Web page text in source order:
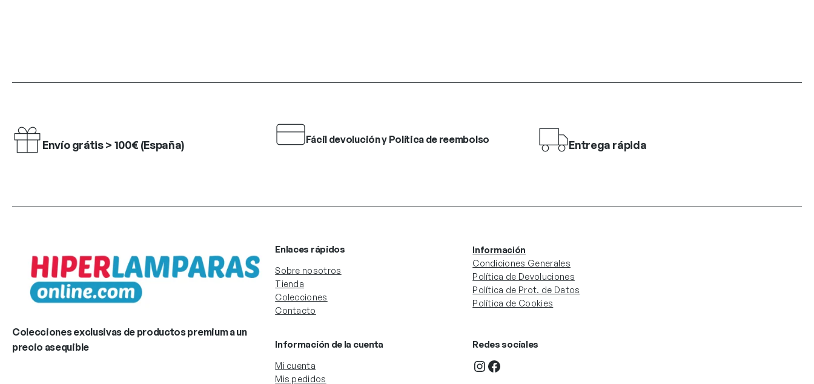
Envío grátis > 100€ (España) Fácil devolución y Política de reembolso Entrega rápida
Colecciones exclusivas de productos premium a un
precio asequible
Enlaces rápidos
Sobre nosotros
Tienda
Colecciones
Contacto
Información
Condiciones Generales
Política de Devoluciones
Política de Prot. de Datos
Política de Cookies
Información de la cuenta
Mi cuenta
Mis pedidos
Redes sociales
InstagramFacebook